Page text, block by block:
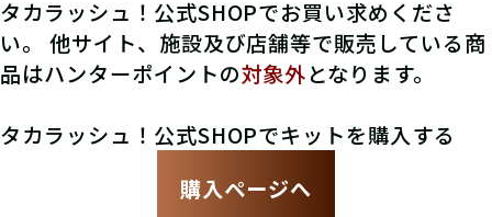
タカラッシュ！公式SHOPでお買い求めくださ
い。 他サイト、施設及び店舗等で販売している商
品はハンターポイントの対象外となります。
タカラッシュ！公式SHOPでキットを購入する
購入ページへ